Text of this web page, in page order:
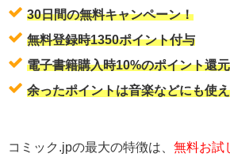
30日間の無料キャンペーン！
無料登録時1350ポイント付与
電子書籍購入時10%のポイント還元
余ったポイントは音楽などにも使
コミック.jpの最大の特徴は、 無料お試